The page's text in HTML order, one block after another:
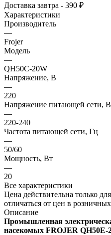
Доставка завтра - 390 ₽
Характеристики
Производитель
—
Frojer
Модель
—
QH50C-20W
Напряжение, В
—
220
Напряжение питающей сети, В
—
220-240
Частота питающей сети, Гц
—
50/60
Мощность, Вт
—
20
Все характеристики
Цена действительна только
отличаться от цен в
Описание
Промышленная
насекомых FROJER QH50E-